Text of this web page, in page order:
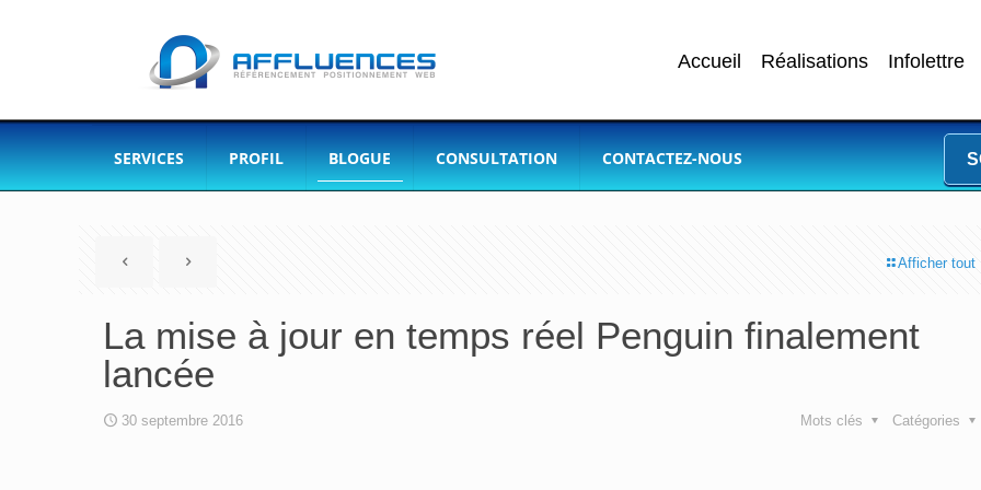
SERVICES PROFIL BLOGUE CONSULTATION CONTACTEZ-NOUS
Accueil Réalisations Infolettre
Afficher tout
La mise à jour en temps réel Penguin finalement
lancée
30 septembre 2016 Catégories
Mots clés